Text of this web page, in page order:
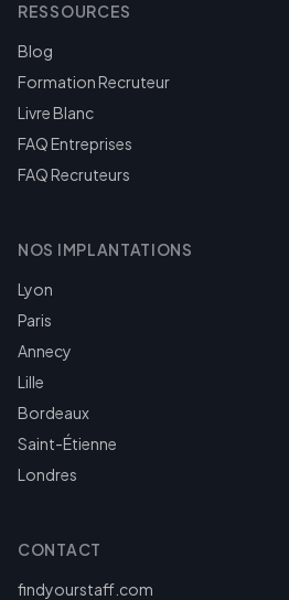
RESSOURCES
Blog
Formation Recruteur
Livre Blanc
FAQ Entreprises
FAQ Recruteurs
NOS IMPLANTATIONS
Lyon
Paris
Annecy
Lille
Bordeaux
Saint-Étienne
Londres
CONTACT
findyourstaff.com